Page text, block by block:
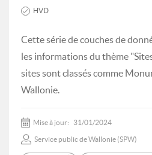
HVD
Cette série de couches de
les informations du thème
sites sont classés comme
Wallonie.
Mise à jour: 31/01/2024
Service public de Wallonie (SPW)